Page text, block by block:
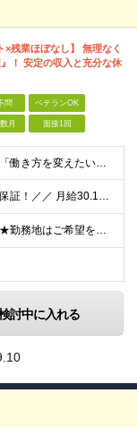
×残業ほぼなし】 無理なく
！ 安定の収入と充分な休
問 ベテランOK
月 面接1回
＜★「収入アップしたい」「働き方を変えたい」「スキルを身につけたい」方、大歓迎！★＞ ◆未経験OK ◆学歴不問・第二新卒歓迎 ◆社会人経験1年以上 ★100％人柄、意欲重視の採用です 「新しい環境で
＼＼【全員】月収50.1万円保証！／／ 月給30.1万円＋インセン＋特別手当20万円(半年間)＋賞与 ※経験者は優遇いたします（研修も免除の場合有） ※固定残業代:7万4000円以上/月45時間分
■全国47都道府県の各店舗 ★勤務地はご希望を考慮の上、決定します ★今後も店舗を全国に拡大していきます ★U・Iターン歓迎（社宅あり） ★マイカー通勤OK（地域により規定あり。詳細はお問合せくださ
討中に入れる